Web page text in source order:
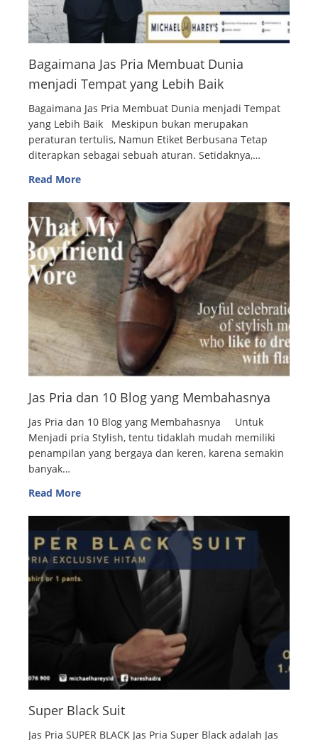
Bagaimana Jas Pria Membuat Dunia
menjadi Tempat yang Lebih Baik
Bagaimana Jas Pria Membuat Dunia menjadi Tempat
yang Lebih Baik Meskipun bukan merupakan
peraturan tertulis, Namun Etiket Berbusana Tetap
diterapkan sebagai sebuah aturan. Setidaknya,…
Read More
Jas Pria dan 10 Blog yang Membahasnya
Jas Pria dan 10 Blog yang Membahasnya Untuk
Menjadi pria Stylish, tentu tidaklah mudah memiliki
penampilan yang bergaya dan keren, karena semakin
banyak…
Read More
Super Black Suit
Jas Pria SUPER BLACK Jas Pria Super Black adalah Jas